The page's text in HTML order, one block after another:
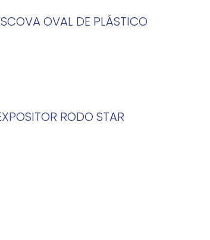
ESCOVA OVAL DE PLÁSTICO
EXPOSITOR RODO STAR